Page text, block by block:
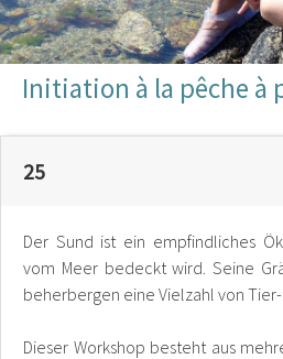
Initiation à la pêche à
25
Der Sund ist ein empfindliches
vom Meer bedeckt wird. Seine
beherbergen eine Vielzahl von
Dieser Workshop besteht aus